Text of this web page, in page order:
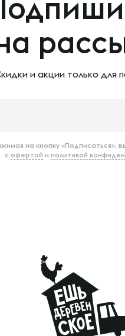
и акции только для
на кнопку «Подписаться»,
с офертой и политикой